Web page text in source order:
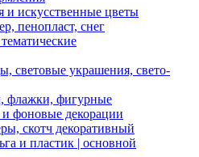
и искусственные цветы
пенопласт, снег
световые украшения, свето-
флажки, фигурные
фоновые декорации
скотч декоративный
и пластик | основной